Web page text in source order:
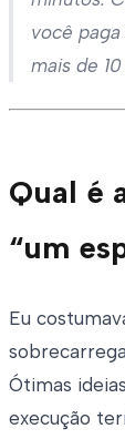
você
mais de
Qual é
“um
Eu
Ótimas
execução